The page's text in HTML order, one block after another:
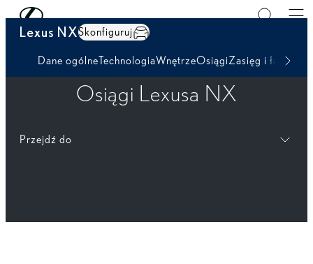
Skip to Main Content
Lexus NXSkonfiguruj
Dane ogólneTechnologiaWnętrzeOsiągiZasięg i
Osiągi Lexusa NX
Przejdź do